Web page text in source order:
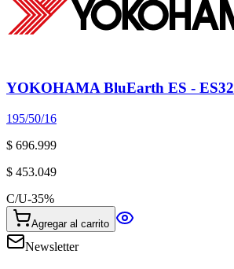
YOKOHAMA BluEarth ES - ES32
195/50/16
$ 696.999
$ 453.049
C/U-35%
Agregar al carrito
Newsletter